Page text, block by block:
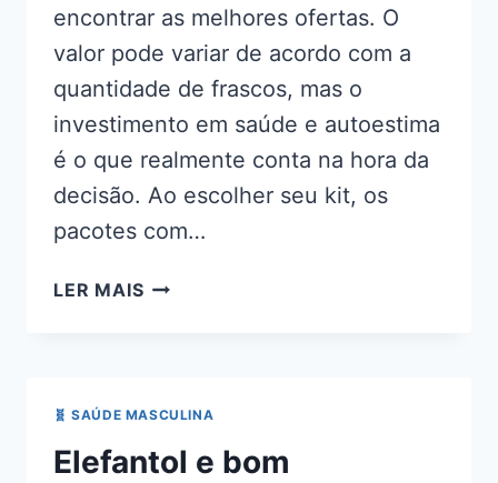
encontrar as melhores ofertas. O
valor pode variar de acordo com a
quantidade de frascos, mas o
investimento em saúde e autoestima
é o que realmente conta na hora da
decisão. Ao escolher seu kit, os
pacotes com…
LER MAISELEFANTOL
🧬 SAÚDE MASCULINA
Elefantol e bom